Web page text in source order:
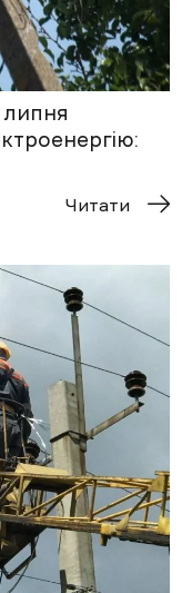
липня
Читати